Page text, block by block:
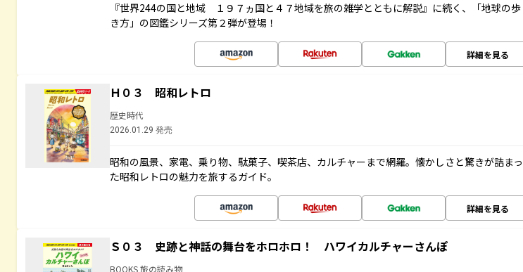
『世界244の国と地域 １９７ヵ国と４７地域を旅の雑学とともに解説』に続く、「地球の歩
き方」の図鑑シリーズ第２弾が登場！
詳細を見る
Ｈ０３ 昭和レトロ
歴史時代
2026.01.29 発売
昭和の風景、家電、乗り物、駄菓子、喫茶店、カルチャーまで網羅。懐かしさと驚きが詰まっ
た昭和レトロの魅力を旅するガイド。
詳細を見る
Ｓ０３ 史跡と神話の舞台をホロホロ！ ハワイカルチャーさんぽ
BOOKS 旅の読み物